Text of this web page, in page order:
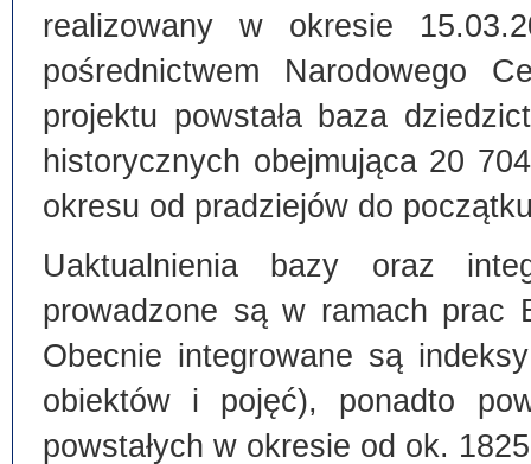
realizowany w okresie
pośrednictwem Narodowego
projektu powstała baza
historycznych obejmująca 20
okresu od pradziejów do
Uaktualnienia bazy oraz
prowadzone są w ramach prac
Obecnie integrowane są
obiektów i pojęć), ponadto
powstałych w okresie od ok.